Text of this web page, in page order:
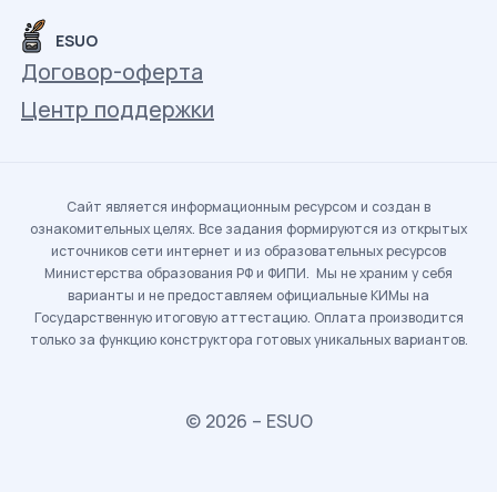
ESUO
Договор-оферта
Центр поддержки
Сайт является информационным ресурсом и создан в
ознакомительных целях. Все задания формируются из открытых
источников сети интернет и из образовательных ресурсов
Министерства образования РФ и ФИПИ. Мы не храним у себя
варианты и не предоставляем официальные КИМы на
Государственную итоговую аттестацию. Оплата производится
только за функцию конструктора готовых уникальных вариантов.
© 2026 – ESUO